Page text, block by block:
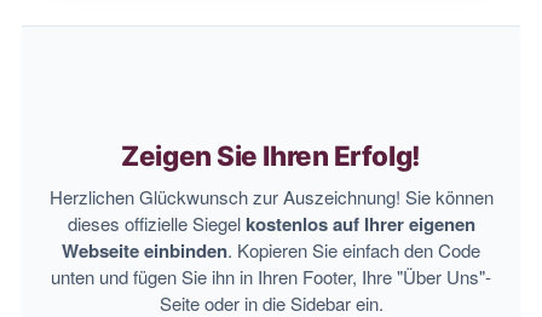
Zeigen Sie Ihren Erfolg!
Herzlichen Glückwunsch zur Auszeichnung! Sie können
dieses offizielle Siegel kostenlos auf Ihrer eigenen
Webseite einbinden. Kopieren Sie einfach den Code
unten und fügen Sie ihn in Ihren Footer, Ihre "Über Uns"-
Seite oder in die Sidebar ein.